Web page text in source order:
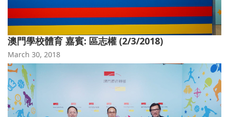
澳門學校體育 嘉賓: 區志權 (2/3/2018)
March 30, 2018